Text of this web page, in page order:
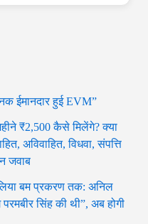
ईमानदार हुई EVM”
₹2,500 कैसे मिलेंगे? क्या
अविवाहित, विधवा, संपत्ति
जवाब
बम प्रकरण तक: अनिल
सिंह की थी”, अब होगी